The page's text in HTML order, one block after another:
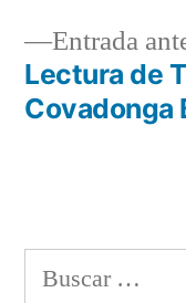
entradas
Entrada
Lectura de
Covadonga
Buscar: